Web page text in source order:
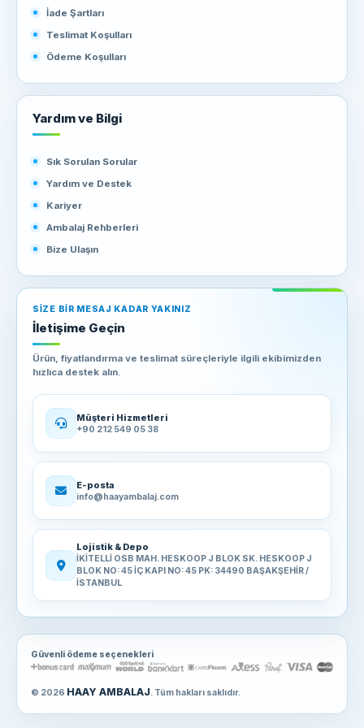
işletmenizin tüm ambalaj ihtiyaçlarını karşılayacak kapasitededir.
en uygun karton kolilere sahip olabilirsiniz.
İade Şartları
Teslimat Koşulları
Ödeme Koşulları
Yardım ve Bilgi
Sık Sorulan Sorular
Yardım ve Destek
Kariyer
Ambalaj Rehberleri
Bize Ulaşın
SIZE BIR MESAJ KADAR YAKINIZ
İletişime Geçin
Ürün, fiyatlandırma ve teslimat süreçleriyle ilgili ekibimizden
hızlıca destek alın.
Müşteri Hizmetleri
+90 212 549 05 38
E-posta
info@haayambalaj.com
Lojistik & Depo
İKİTELLİ OSB MAH. HESKOOP J BLOK SK. HESKOOP J
BLOK NO: 45 İÇ KAPI NO: 45 PK: 34490 BAŞAKŞEHİR /
İSTANBUL
Güvenli ödeme seçenekleri
© 2026 HAAY AMBALAJ . Tüm hakları saklıdır.